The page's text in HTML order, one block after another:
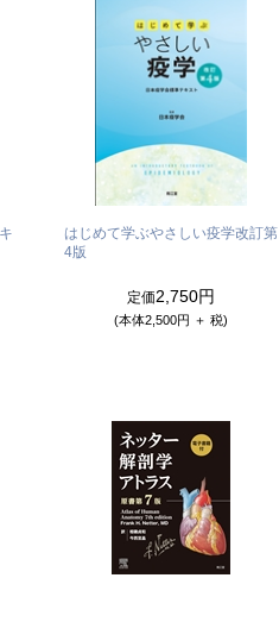
はじめて学ぶやさしい疫学改訂第
4版
定価2,750円
(本体2,500円 ＋ 税)